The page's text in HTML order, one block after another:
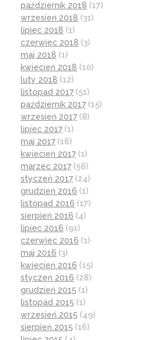
październik 2018 (17)
wrzesień 2018 (31)
lipiec 2018 (1)
czerwiec 2018 (3)
maj 2018 (1)
kwiecień 2018 (10)
luty 2018 (12)
listopad 2017 (51)
październik 2017 (15)
wrzesień 2017 (8)
lipiec 2017 (1)
maj 2017 (16)
kwiecień 2017 (1)
marzec 2017 (56)
styczeń 2017 (24)
grudzień 2016 (1)
listopad 2016 (17)
sierpień 2016 (4)
lipiec 2016 (91)
czerwiec 2016 (1)
maj 2016 (3)
kwiecień 2016 (15)
styczeń 2016 (28)
grudzień 2015 (1)
listopad 2015 (1)
wrzesień 2015 (49)
sierpień 2015 (16)